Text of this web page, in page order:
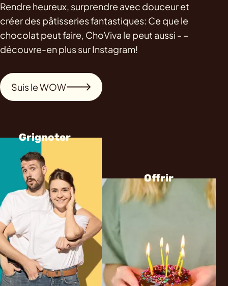
Rendre heureux, surprendre avec douceur et
créer des pâtisseries fantastiques: Ce que le
chocolat peut faire, ChoViva le peut aussi - –
découvre-en plus sur Instagram!
Suis le WOW
Grignoter
Offrir